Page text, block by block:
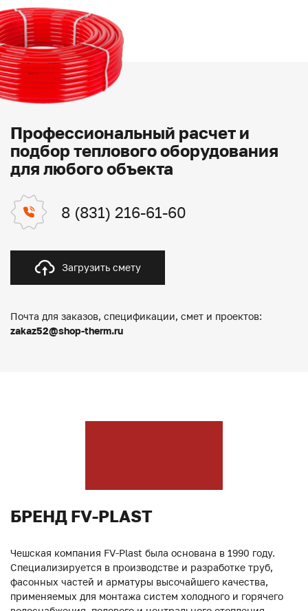
Профессиональный расчет и
подбор теплового оборудования
для любого объекта
8 (831) 216-61-60
Загрузить смету
Почта для заказов, спецификации, смет и проектов:
zakaz52@shop-therm.ru
БРЕНД FV-PLAST
Чешская компания FV-Plast была основана в 1990 году.
Специализируется в производстве и разработке труб,
фасонных частей и арматуры высочайшего качества,
применяемых для монтажа систем холодного и горячего